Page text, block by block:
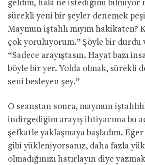
geldim, hala ne istediğimi bilmiyor
sürekli yeni bir şeyler denemek
Maymun iştahlı mıyım hakikaten?
çok yoruluyorum.” Şöyle bir durdu
“Sadece arayıştasın. Hayat bazı
böyle bir yer. Yolda olmak, sürekli
seni besleyen şey.”
O seanstan sonra, maymun
indirgediğim arayış ihtiyacıma bu
şefkatle yaklaşmaya başladım.
gibi yükleniyorsanız, daha fazla
olmadığınızı hatırlayın diye